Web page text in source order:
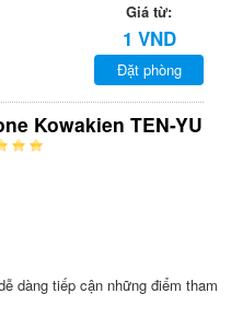
Giá từ:
1 VND
Đặt phòng
Kowakien TEN-YU
dàng tiếp cận những điểm tham